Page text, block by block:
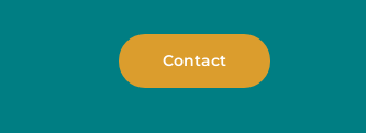
Contact